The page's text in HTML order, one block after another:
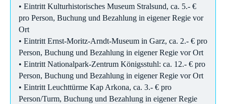
• Eintritt Kulturhistorisches Museum Stralsund, ca. 5.- €
pro Person, Buchung und Bezahlung in eigener Regie vor
Ort
• Eintritt Ernst-Moritz-Arndt-Museum in Garz, ca. 2.- € pro
Person, Buchung und Bezahlung in eigener Regie vor Ort
• Eintritt Nationalpark-Zentrum Königsstuhl: ca. 12.- € pro
Person, Buchung und Bezahlung in eigener Regie vor Ort
• Eintritt Leuchttürme Kap Arkona, ca. 3.- € pro
Person/Turm, Buchung und Bezahlung in eigener Regie